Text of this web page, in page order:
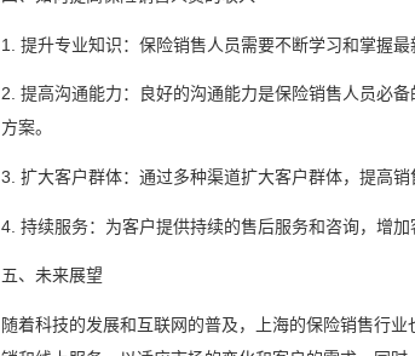
1. 提升专业知识：保险销售人员需要不断学习和掌握
2. 提高沟通能力：良好的沟通能力是保险销售人员必
方案。
3. 扩大客户群体：通过多种渠道扩大客户群体，提高销
4. 持续服务：为客户提供持续的售后服务和咨询，增
五、未来展望
随着科技的发展和互联网的普及，上海的保险销售行